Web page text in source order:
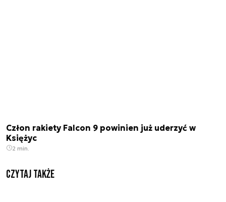
Człon rakiety Falcon 9 powinien już uderzyć w
Księżyc
2 min.
Czytaj także